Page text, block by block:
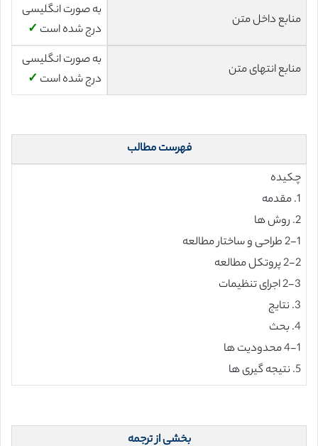
منابع داخل متن
به صورت انگلیسی
درج شده است ✓
منابع انتهای متن
به صورت انگلیسی
درج شده است ✓
فهرست مطالب
چکیده
1. مقدمه
2. روش ها
2-1 طراحی و ساختار مطالعه
2-2 پروتکل مطالعه
2-3 اجرای تنظیمات
3. نتایج
4. بحث
4-1 محدودیت ها
5. نتیجه گیری ها
بخشی از ترجمه